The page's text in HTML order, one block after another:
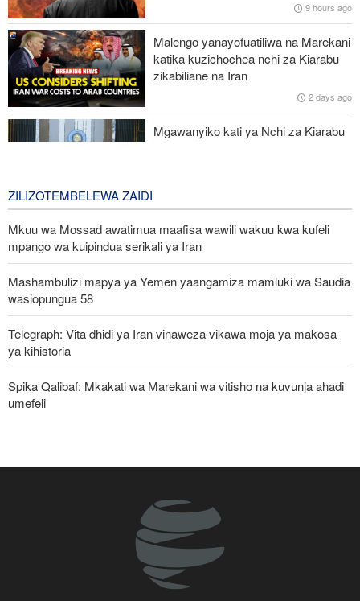
UN: Watoto zaidi ya 300 wamefariki dunia kwa Ebola tangu
kuanza mlipuko huo huko Kongo
Ansarullah: Baraza la Usalama la UN limepoteza hadhi;
maazimio yake hayana thamani
Russia yashambulia eneo la kutengeneza makombora na ghala
la mafuta la Ukraine huko Kyiv
9 hours ago
Malengo yanayofuatiliwa na Marekani
katika kuzichochea nchi za Kiarabu
zikabiliane na Iran
2 days ago
Mgawanyiko kati ya Nchi za Kiarabu
ZILIZOTEMBELEWA ZAIDI
Mkuu wa Mossad awatimua maafisa wawili wakuu kwa kufeli
mpango wa kuipindua serikali ya Iran
Mashambulizi mapya ya Yemen yaangamiza mamluki wa Saudia
wasiopungua 58
Telegraph: Vita dhidi ya Iran vinaweza vikawa moja ya makosa
ya kihistoria
Spika Qalibaf: Mkakati wa Marekani wa vitisho na kuvunja ahadi
umefeli
kujitegemea, kuwa na udugu wa kweli
Uturuki, Saudi Arabia na Pakistan zasaini mkataba wa pamoja wa
ulinzi huku nguvu ya Marekani ikipungua